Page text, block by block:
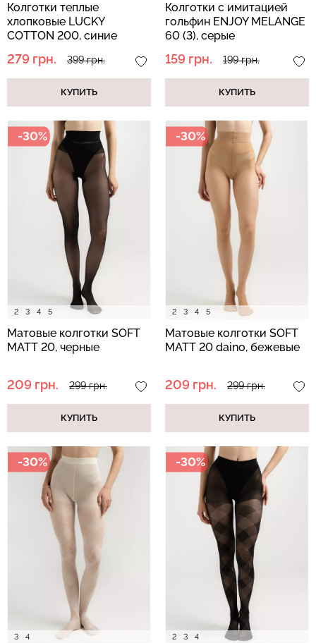
Колготки теплые
хлопковые LUCKY
COTTON 200, синие
279 грн. 399 грн.
КУПИТЬ
Колготки с имитацией
гольфин ENJOY MELANGE
60 (3), серые
159 грн. 199 грн.
КУПИТЬ
2 3 4 5
-30%
Матовые колготки SOFT
MATT 20, черные
209 грн. 299 грн.
КУПИТЬ
2 3 4 5
-30%
Матовые колготки SOFT
MATT 20 daino, бежевые
209 грн. 299 грн.
КУПИТЬ
3 4
-30%
2 3 4
-30%
Велосипедки с высокой
талией TRACKS 01
(черный) Giulia
384 грн.549 грн.
Бесшовная бразилиана с
легкой коррекцией
BRASILIAN SHAPEWEAR
black (черный) Giulia
258 грн.369 грн.
Бесшовные стринги
STRING BRIEFS (черный)
299 грн.
Топ на бретелях в рубчик
CAMI TOP RIB black
(черный) Giulia
499 грн.